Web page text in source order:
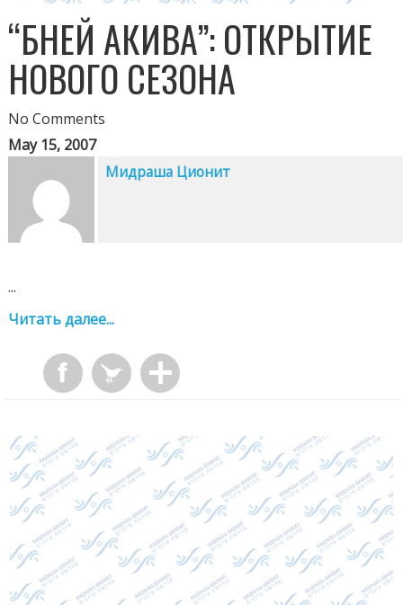
“БНЕЙ АКИВА”: ОТКРЫТИЕ
НОВОГО СЕЗОНА
No Comments
May 15, 2007
Мидраша Ционит
...
Читать далее...